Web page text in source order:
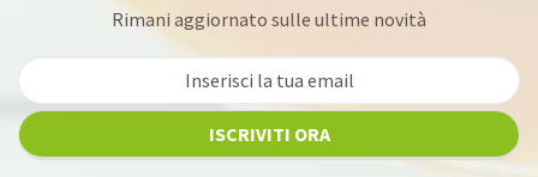
Rimani aggiornato sulle ultime novità
ISCRIVITI ORA